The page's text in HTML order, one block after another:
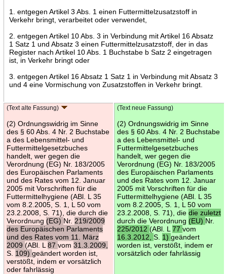
1. entgegen Artikel 3 Abs. 1 einen Futtermittelzusatzstoff in
Verkehr bringt, verarbeitet oder verwendet,
2. entgegen Artikel 10 Abs. 3 in Verbindung mit Artikel 16 Absatz
1 Satz 1 und Absatz 3 einen Futtermittelzusatzstoff, der in das
Register nach Artikel 10 Abs. 1 Buchstabe b Satz 2 eingetragen
ist, in Verkehr bringt oder
3. entgegen Artikel 16 Absatz 1 Satz 1 in Verbindung mit Absatz 3
und 4 eine Vormischung von Zusatzstoffen in Verkehr bringt.
(Text alte Fassung)
(2) Ordnungswidrig im Sinne
des § 60 Abs. 4 Nr. 2 Buchstabe
a des Lebensmittel- und
Futtermittelgesetzbuches
handelt, wer gegen die
Verordnung (EG) Nr. 183/2005
des Europäischen Parlaments
und des Rates vom 12. Januar
2005 mit Vorschriften für die
Futtermittelhygiene (ABl. L 35
vom 8.2.2005, S. 1, L 50 vom
23.2.2008, S. 71), die durch die
Verordnung (EG) Nr. 219/2009
des Europäischen Parlaments
und des Rates vom 11. März
2009 (ABl. L 87 vom 31.3.2009,
S. 109) geändert worden ist,
verstößt, indem er vorsätzlich
oder fahrlässig
(Text neue Fassung)
(2) Ordnungswidrig im Sinne
des § 60 Abs. 4 Nr. 2 Buchstabe
a des Lebensmittel- und
Futtermittelgesetzbuches
handelt, wer gegen die
Verordnung (EG) Nr. 183/2005
des Europäischen Parlaments
und des Rates vom 12. Januar
2005 mit Vorschriften für die
Futtermittelhygiene (ABl. L 35
vom 8.2.2005, S. 1, L 50 vom
23.2.2008, S. 71), die die zuletzt
durch die Verordnung (EU) Nr.
225/2012 (ABl. L 77 vom
16.3.2012, S. 1) geändert
worden ist, verstößt, indem er
vorsätzlich oder fahrlässig